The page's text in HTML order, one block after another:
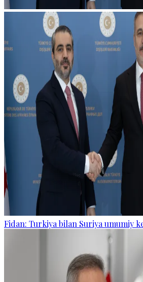
Fidan: Turkiya bilan Suriya umumiy